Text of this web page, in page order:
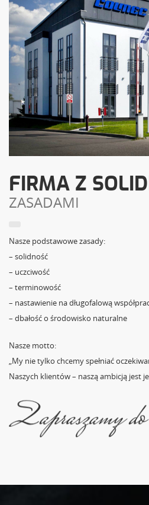
FIRMA Z
ZASADAMI
Nasze podstawowe zasady:
– solidność
– uczciwość
– terminowość
– nastawienie na długofalową
– dbałość o środowisko naturalne
Nasze motto:
„My nie tylko chcemy spełniać
Naszych klientów – naszą ambicją jest